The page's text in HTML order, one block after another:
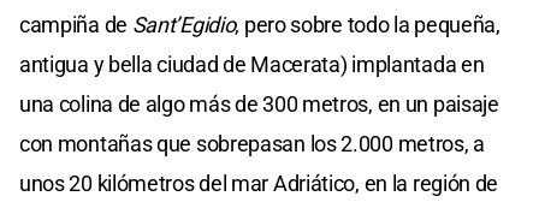
campiña de Sant’Egidio, pero sobre todo la pequeña,
antigua y bella ciudad de Macerata) implantada en
una colina de algo más de 300 metros, en un paisaje
con montañas que sobrepasan los 2.000 metros, a
unos 20 kilómetros del mar Adriático, en la región de